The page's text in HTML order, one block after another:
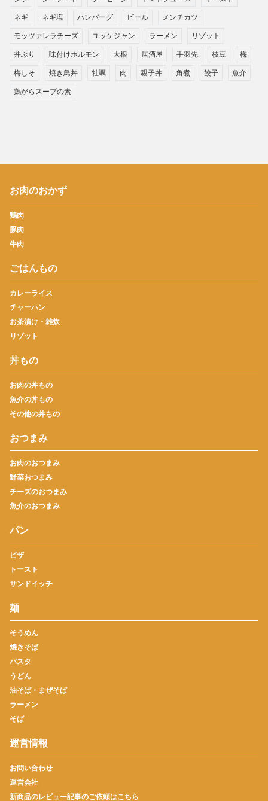
ネギ ネギ塩 ハンバーグ ビール メンチカツ
モッツァレラチーズ ユッケジャン ラーメン リゾット
丼ぶり 味付けホルモン 大根 居酒屋 手羽先 枝豆 梅
梅しそ 焼き鳥丼 牡蠣 肉 親子丼 角煮 餃子 魚介
鶏がらスープの素
お肉のおかず
鶏肉
豚肉
牛肉
ごはんもの
カレーライス
チャーハン
お茶漬け・雑炊
リゾット
丼もの
お肉の丼もの
魚介の丼もの
その他の丼もの
おつまみ
お肉のおつまみ
野菜おつまみ
チーズのおつまみ
魚介のおつまみ
パン
ピザ
トースト
サンドイッチ
麺
そうめん
焼きそば
パスタ
うどん
油そば・まぜそば
ラーメン
そば
運営情報
お問い合わせ
運営会社
新商品のレビュー記事のご依頼はこちら